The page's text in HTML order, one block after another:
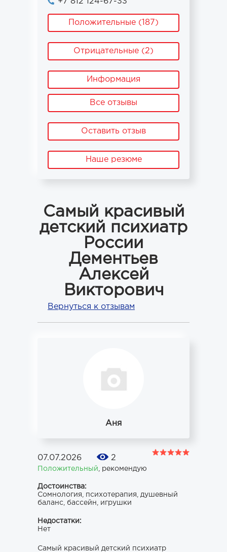
Положительные (187)
Отрицательные (2)
Информация
Все отзывы
Оставить отзыв
Наше резюме
Самый красивый
детский психиатр
России
Дементьев
Алексей
Викторович
Вернуться к отзывам
Аня
07.07.2026 2
Положительный рекомендую
Достоинства:
Сомнология, психотерапия, душевный
баланс, бассейн, игрушки
Недостатки:
Нет
Самый красивый детский психиатр